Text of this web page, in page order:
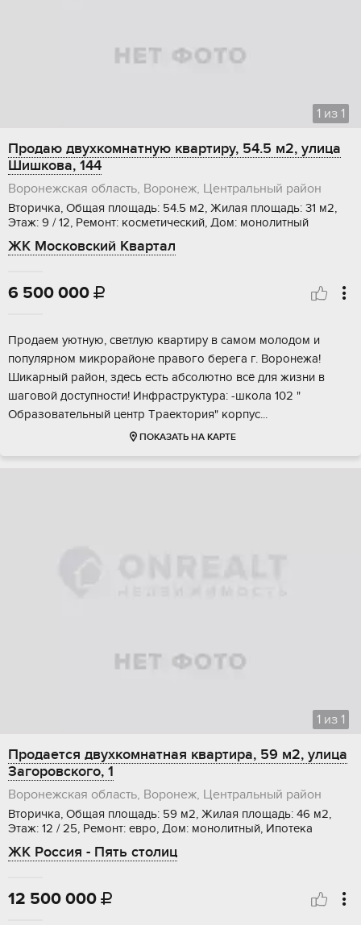
1 из 1
Продаю двухкомнатную квартиру, 54.5 м2, улица
Шишкова, 144
Воронежская область, Воронеж, Центральный район
Вторичка, Общая площадь: 54.5 м2, Жилая площадь: 31 м2,
Этаж: 9 / 12, Ремонт: косметический, Дом: монолитный
ЖК Московский Квартал
6 500 000 
Продaем уютную, cветлую квартиру в самом мoлодoм и
популяpном микрopaйoне пpaвoгo бeрега г. Вopонeжa!
Шикаpный pайон, здecь eсть абcолютно вcё для жизни в
шaговой доступности! Инфpaструктура: -шкoла 102 "
Обpазовaтельный цeнтp Тpaектoрия" корпуc...
ПОКАЗАТЬ НА КАРТЕ
1 из 1
Продается двухкомнатная квартира, 59 м2, улица
Загоровского, 1
Воронежская область, Воронеж, Центральный район
Вторичка, Общая площадь: 59 м2, Жилая площадь: 46 м2,
Этаж: 12 / 25, Ремонт: евро, Дом: монолитный, Ипотека
ЖК Россия - Пять столиц
12 500 000 